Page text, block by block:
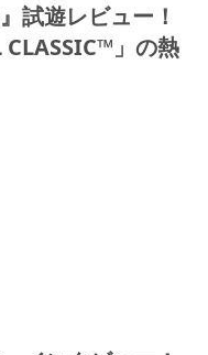
試遊レビュー！
CLASSIC™」の熱